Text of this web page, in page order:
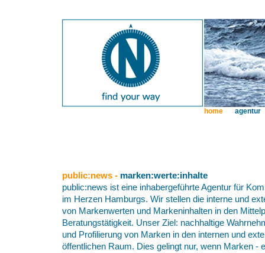
home agentur
public:news - marken:werte:inhalte
public:news ist eine inhabergeführte Agentur für
im Herzen Hamburgs. Wir stellen die interne und
von Markenwerten und Markeninhalten in den
Beratungstätigkeit. Unser Ziel: nachhaltige
und Profilierung von Marken in den internen und
öffentlichen Raum. Dies gelingt nur, wenn Marken -